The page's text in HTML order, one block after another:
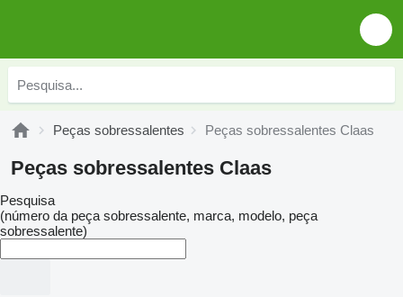
Peças sobressalentes Peças sobressalentes Claas
Peças sobressalentes Claas
Pesquisa
(número da peça sobressalente, marca, modelo, peça
sobressalente)